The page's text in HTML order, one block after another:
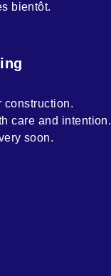
bientôt.
construction.
care and intention.
soon.